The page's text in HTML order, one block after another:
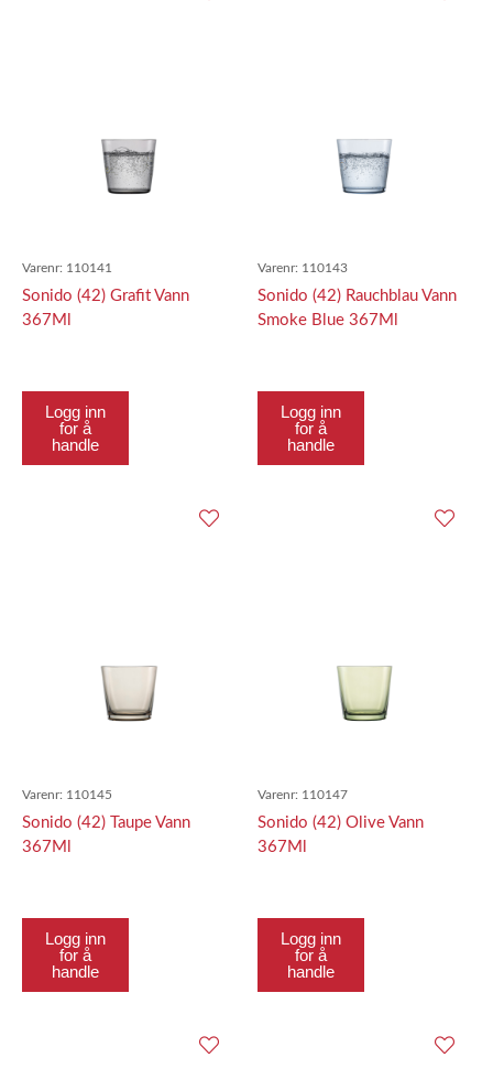
Varenr: 110141
Sonido (42) Grafit Vann
367Ml
Logg inn
for å
handle
Varenr: 110143
Sonido (42) Rauchblau Vann
Smoke Blue 367Ml
Logg inn
for å
handle
Varenr: 110145
Sonido (42) Taupe Vann
367Ml
Logg inn
for å
handle
Varenr: 110147
Sonido (42) Olive Vann
367Ml
Logg inn
for å
handle